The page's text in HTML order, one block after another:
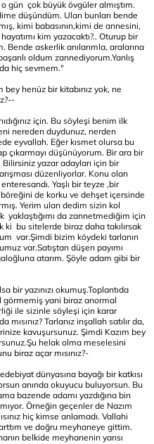
gün çok büyük övgüler almıştım.
düşündüm. Ulan bunları bende
kimi babasının,kimi de annesini,
kim yazacaktı?.. Oturup bir
Bende askerlik anılarımla, aralarına
oldum zannediyorum.Yanlış
hiç sevmem."
henüz bir kitabınız yok, ne
için. Bu söyleşi benim ilk
nereden duydunuz, nerden
eyvallah. Eğer kısmet olursa bu
çıkarmayı düşünüyorum. Bir ara bir
yazar adayları için bir
düzenliyorlar. Konu olan
Yaşlı bir teyze ,bir
de korku ve dehşet içersinde
Yerim ulan dedim sizin kol
yaklaştığımı da zannetmediğim için
bu sitelerde biraz daha takılırsak
var.Şimdi bizim köydeki tarlanın
var.Satıştan düşen payımı
atarım. Şöyle adam gibi bir
bir yazınızı okumuş.Toplantıda
görmemiş yani biraz anormal
ile sizinle söyleşi için karar
mısınız? Tarlanız inşallah satılır da,
kavuşursunuz. Şimdi Kazım bey
helak olma meselesini
biraz açar mısınız?-
dünyasına bayağı bir katkısı
anında okuyucu buluyorsun. Bu
bazende adamı yazdığına bin
Örneğin geçenler de Nazım
hiç kimse anlamadı. Vallahi
ve doğru meyhaneye gittim.
belkide meyhanenin yarısı